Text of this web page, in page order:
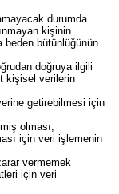
durumda
kişinin
beden bütünlüğünün
doğruya ilgili
kişisel verilerin
getirebilmesi için
olması,
için veri işlemenin
vermemek
için veri